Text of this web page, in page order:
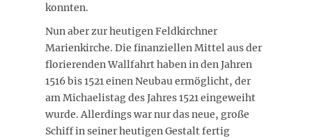
konnten.
Nun aber zur heutigen Feldkirchner
Marienkirche. Die finanziellen Mittel aus der
florierenden Wallfahrt haben in den Jahren
1516 bis 1521 einen Neubau ermöglicht, der
am Michaelistag des Jahres 1521 eingeweiht
wurde. Allerdings war nur das neue, große
Schiff in seiner heutigen Gestalt fertig